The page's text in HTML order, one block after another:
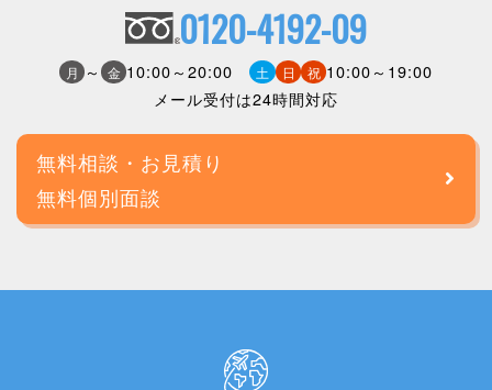
0120-4192-09
月 ～ 金 10:00～20:00 土 日 祝 10:00～19:00
メール受付は24時間対応
無料相談・お見積り
無料個別面談